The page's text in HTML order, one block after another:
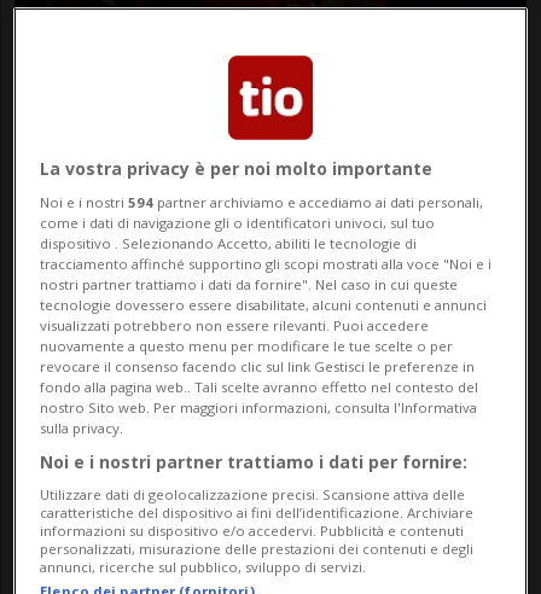
CINA
Macron in visita da Xi
BERNA 8 mesi
"Rendez-vous Bundesplatz":
La vostra privacy è per noi molto importante
Noi e i nostri594 partner archiviamo e accediamo ai dati personali,
come i dati di navigazione gli o identificatori univoci, sul tuo
dispositivo . Selezionando Accetto, abiliti le tecnologie di
tracciamento affinché supportino gli scopi mostrati alla voce "Noi e i
nostri partner trattiamo i dati da fornire". Nel caso in cui queste
tecnologie dovessero essere disabilitate, alcuni contenuti e annunci
visualizzati potrebbero non essere rilevanti. Puoi accedere
nuovamente a questo menu per modificare le tue scelte o per
revocare il consenso facendo clic sul link Gestisci le preferenze in
fondo alla pagina web.. Tali scelte avranno effetto nel contesto del
nostro Sito web. Per maggiori informazioni, consulta l'Informativa
sulla privacy.
Noi e i nostri partner trattiamo i dati per fornire:
Utilizzare dati di geolocalizzazione precisi. Scansione attiva delle
caratteristiche del dispositivo ai fini dell’identificazione. Archiviare
informazioni su dispositivo e/o accedervi. Pubblicità e contenuti
personalizzati, misurazione delle prestazioni dei contenuti e degli
annunci, ricerche sul pubblico, sviluppo di servizi.